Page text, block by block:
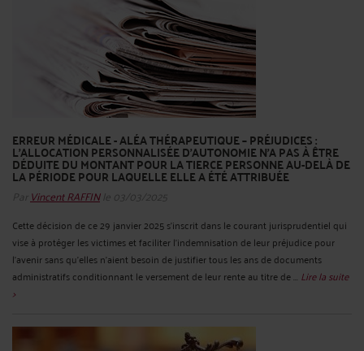
ERREUR MÉDICALE - ALÉA THÉRAPEUTIQUE – PRÉJUDICES :
L'ALLOCATION PERSONNALISÉE D'AUTONOMIE N'A PAS À ÊTRE
DÉDUITE DU MONTANT POUR LA TIERCE PERSONNE AU-DELÀ DE
LA PÉRIODE POUR LAQUELLE ELLE A ÉTÉ ATTRIBUÉE
Par Vincent RAFFINle 03/03/2025
Cette décision de ce 29 janvier 2025 s'inscrit dans le courant jurisprudentiel qui
vise à protéger les victimes et faciliter l'indemnisation de leur préjudice pour
l'avenir sans qu'elles n'aient besoin de justifier tous les ans de documents
administratifs conditionnant le versement de leur rente au titre de ... Lire la suite
>